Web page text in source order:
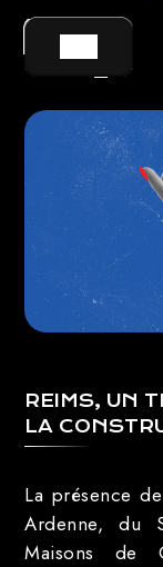
REIMS, UN
LA
La présence
Ardenne, du
Maisons de